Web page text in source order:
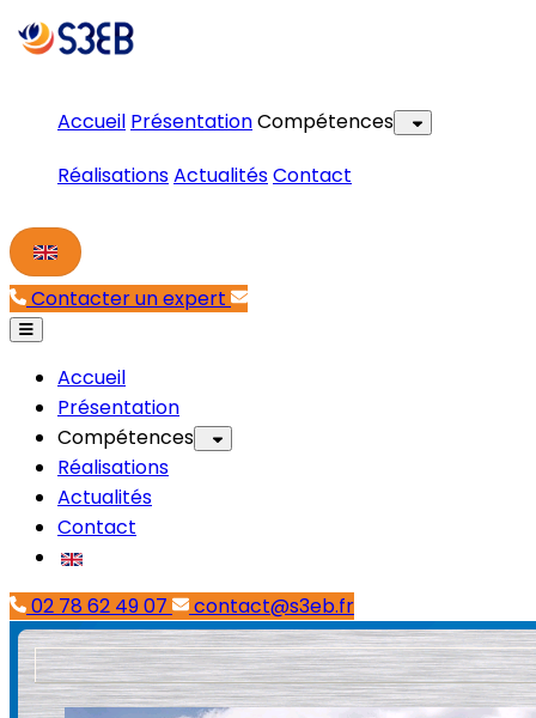
Accueil PrésentationCompétences
RéalisationsActualitésContact
Contacter un expert
Accueil
Présentation
Compétences
Réalisations
Actualités
Contact
02 78 62 49 07 contact@s3eb.fr